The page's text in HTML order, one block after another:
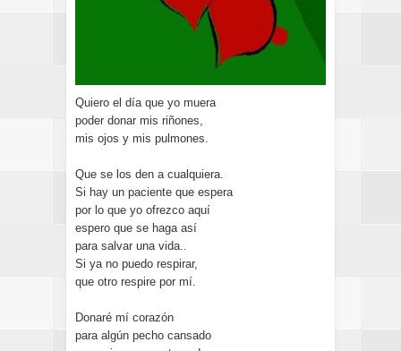
Quiero el día que yo muera
poder donar mis riñones,
mis ojos y mis pulmones.
Que se los den a cualquiera.
Si hay un paciente que espera
por lo que yo ofrezco aquí
espero que se haga así
para salvar una vida..
Si ya no puedo respirar,
que otro respire por mí.
Donaré mí corazón
para algún pecho cansado